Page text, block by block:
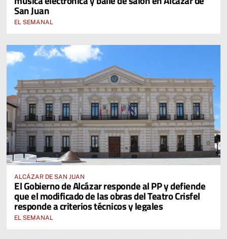
San Juan
EL SEMANAL
ALCÁZAR DE SAN JUAN
El Gobierno de Alcázar responde al PP y defiende
que el modificado de las obras del Teatro Crisfel
responde a criterios técnicos y legales
EL SEMANAL